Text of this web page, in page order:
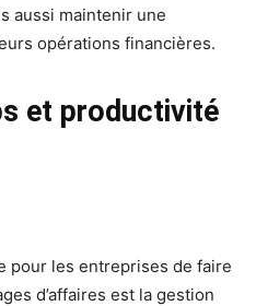
aussi maintenir une
opérations financières.
et productivité
pour les entreprises de faire
d’affaires est la gestion